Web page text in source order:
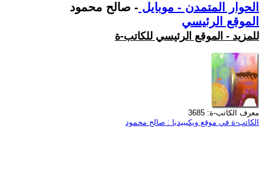
الحوار المتمدن - موبايل - صالح محمود
الموقع الرئيسي
للمزيد - الموقع الرئيسي للكاتب-ة
معرف الكاتب-ة: 3685
الكاتب-ة في موقع ويكيبيديا : صالح محمود